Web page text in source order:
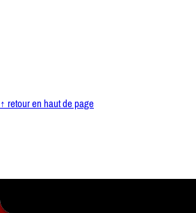
↑ retour en haut de page